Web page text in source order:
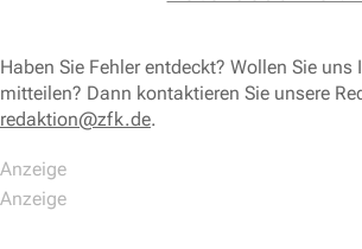
Haben Sie Fehler entdeckt? Wollen Sie uns
mitteilen? Dann kontaktieren Sie unsere
redaktion@zfk.de.